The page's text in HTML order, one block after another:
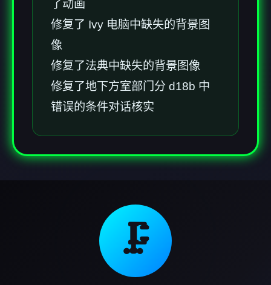
了动画
修复了 Ivy 电脑中缺失的背景图
像
修复了法典中缺失的背景图像
修复了地下方室部门分 d18b 中
错误的条件对话核实
🗜️